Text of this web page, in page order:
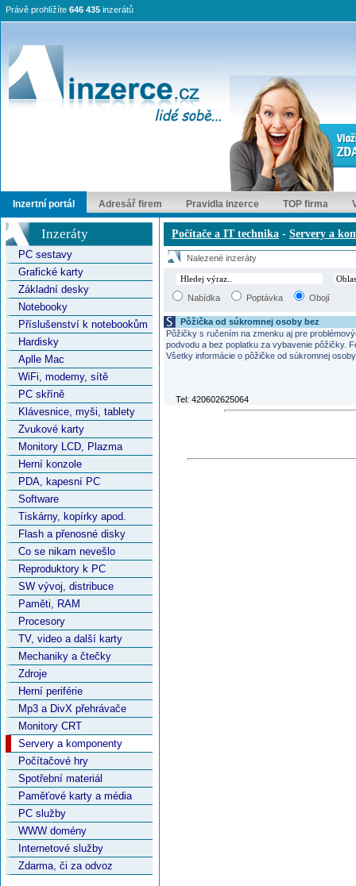
Právě prohlížíte 646 435 inzerátů
Inzertní portál Adresář firem Pravidla inzerce TOP firma
Inzeráty
PC sestavy
Grafické karty
Základní desky
Notebooky
Příslušenství k notebookům
Hardisky
Aplle Mac
WiFi, modemy, sítě
PC skříně
Klávesnice, myši, tablety
Zvukové karty
Monitory LCD, Plazma
Herní konzole
PDA, kapesní PC
Software
Tiskárny, kopírky apod.
Flash a přenosné disky
Co se nikam nevešlo
Reproduktory k PC
SW vývoj, distribuce
Paměti, RAM
Procesory
TV, video a další karty
Mechaniky a čtečky
Zdroje
Herní periférie
Mp3 a DivX přehrávače
Monitory CRT
Servery a komponenty
Počítačové hry
Spotřební materiál
Paměťové karty a média
PC služby
WWW domény
Internetové služby
Zdarma, či za odvoz
Počítače a IT technika - Servery a
Nalezené inzeráty
Nabídka Poptávka Obojí
Pôžička od súkromnej osoby bez
Pôžičky s ručením na zmenku aj pre
podvodu a bez poplatku za vybavenie pôžičky.
Všetky informácie o pôžičke od súkromnej
Tel: 420602625064